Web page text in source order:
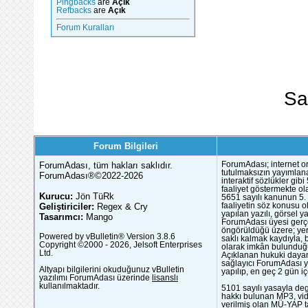
Pingbacks are Açık
Refbacks are Açık
Forum Kuralları
Forum Bilgileri
ForumAdası, tüm hakları saklıdır.
ForumAdası®©2022-2026
Kurucu: Jön TüRk
Geliştiriciler: Regex & Cry
Tasarımcı: Mango
Powered by vBulletin® Version 3.8.6
Copyright ©2000 - 2026, Jelsoft Enterprises
Ltd.
Altyapı bilgilerini okuduğunuz vBulletin
yazılımı ForumAdası üzerinde lisanslı
kullanılmaktadır.
ForumAdası; internet
tutulmaksızın
interaktif sözlükler gibi
faaliyet göstermekte
5651 sayılı kanunun
faaliyetin söz konusu
yapılan yazılı, görsel
ForumAdası üyesi
öngörüldüğü üzere;
saklı kalmak
olarak imkân
Açıklanan hukuki
sağlayıcı
yapılıp, en geç 2 gün
5101 sayılı yasayla
hakkı bulunan MP3,
verilmiş olan MÜ-YAP